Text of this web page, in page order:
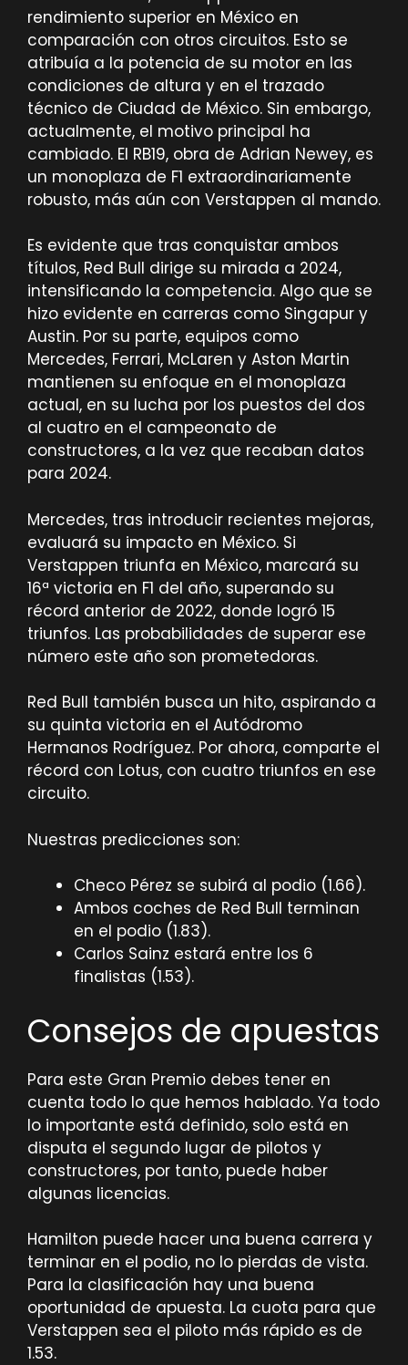
rendimiento superior en México en
comparación con otros circuitos. Esto se
atribuía a la potencia de su motor en las
condiciones de altura y en el trazado
técnico de Ciudad de México. Sin embargo,
actualmente, el motivo principal ha
cambiado. El RB19, obra de Adrian Newey, es
un monoplaza de F1 extraordinariamente
robusto, más aún con Verstappen al mando.
Es evidente que tras conquistar ambos
títulos, Red Bull dirige su mirada a 2024,
intensificando la competencia. Algo que se
hizo evidente en carreras como Singapur y
Austin. Por su parte, equipos como
Mercedes, Ferrari, McLaren y Aston Martin
mantienen su enfoque en el monoplaza
actual, en su lucha por los puestos del dos
al cuatro en el campeonato de
constructores, a la vez que recaban datos
para 2024.
Mercedes, tras introducir recientes mejoras,
evaluará su impacto en México. Si
Verstappen triunfa en México, marcará su
16ª victoria en F1 del año, superando su
récord anterior de 2022, donde logró 15
triunfos. Las probabilidades de superar ese
número este año son prometedoras.
Red Bull también busca un hito, aspirando a
su quinta victoria en el Autódromo
Hermanos Rodríguez. Por ahora, comparte el
récord con Lotus, con cuatro triunfos en ese
circuito.
Nuestras predicciones son:
Checo Pérez se subirá al podio (1.66).
Ambos coches de Red Bull terminan
en el podio (1.83).
Carlos Sainz estará entre los 6
finalistas (1.53).
Consejos de apuestas
Para este Gran Premio debes tener en
cuenta todo lo que hemos hablado. Ya todo
lo importante está definido, solo está en
disputa el segundo lugar de pilotos y
constructores, por tanto, puede haber
algunas licencias.
Hamilton puede hacer una buena carrera y
terminar en el podio, no lo pierdas de vista.
Para la clasificación hay una buena
oportunidad de apuesta. La cuota para que
Verstappen sea el piloto más rápido es de
1.53.